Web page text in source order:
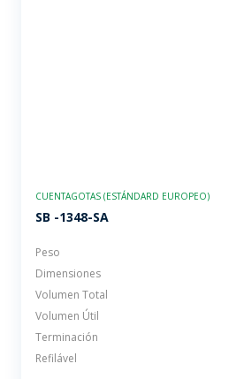
CUENTAGOTAS (ESTÁNDARD EUROPEO)
SB -1348-SA
Peso
Dimensiones
Volumen Total
Volumen Útil
Terminación
Refilável